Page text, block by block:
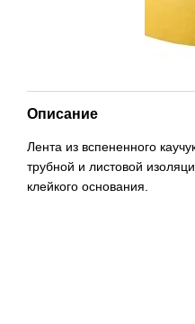
Описание
Лента из вспененного
трубной и листовой
клейкого основания.